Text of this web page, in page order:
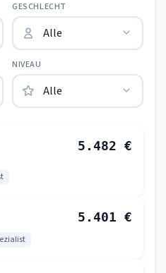
GESCHLECHT
NIVEAU
5.482 €
5.401 €